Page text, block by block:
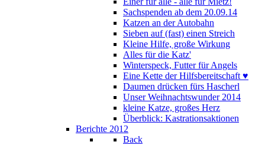
Sachspenden ab dem 20.09.14
Katzen an der Autobahn
Sieben auf (fast) einen Streich
Kleine Hilfe, große Wirkung
Alles für die Katz'
Winterspeck, Futter für Angels
Eine Kette der Hilfsbereitschaft ♥
Daumen drücken fürs Hascherl
Unser Weihnachtswunder 2014
kleine Katze, großes Herz
Überblick: Kastrationsaktionen
Berichte 2012
Back